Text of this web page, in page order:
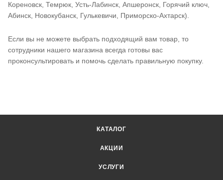
Кореновск, Темрюк, Усть-Лабинск, Апшеронск, Горячий ключ,
Абинск, Новокубанск, Гулькевичи, Приморско-Ахтарск).
Если вы не можете выбрать подходящий вам товар, то
сотрудники нашего магазина всегда готовы вас
проконсультировать и помочь сделать правильную покупку.
КАТАЛОГ
АКЦИИ
УСЛУГИ